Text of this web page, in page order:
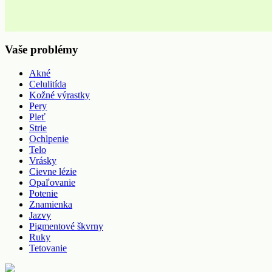
Vaše problémy
Akné
Celulitída
Kožné výrastky
Pery
Pleť
Strie
Ochlpenie
Telo
Vrásky
Cievne lézie
Opaľovanie
Potenie
Znamienka
Jazvy
Pigmentové škvrny
Ruky
Tetovanie